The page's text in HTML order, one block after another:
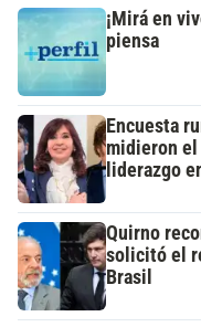
¡Mirá en
piensa
Encuesta
midieron
liderazgo
Quirno
solicitó el
Brasil